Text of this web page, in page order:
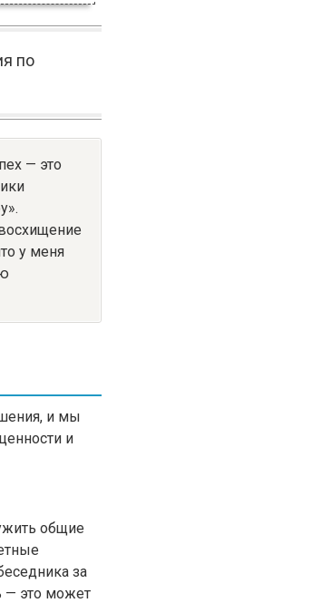
по
— это
у меня
и мы
и
общие
за
— это может